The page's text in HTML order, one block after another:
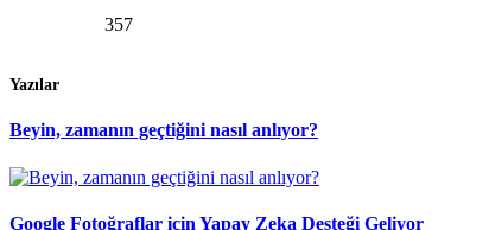
357
Yazılar
Beyin, zamanın geçtiğini nasıl anlıyor?
Google Fotoğraflar için Yapay Zeka Desteği Geliyor